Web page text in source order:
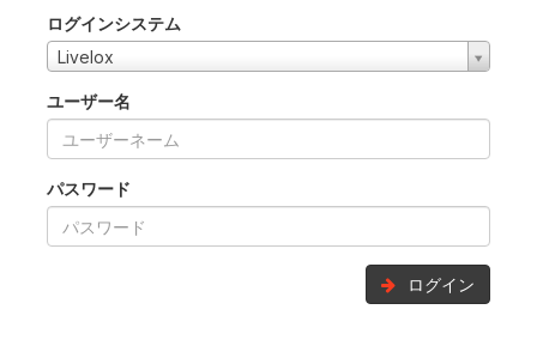
ログインシステム
Livelox
ユーザー名
パスワード
ログイン